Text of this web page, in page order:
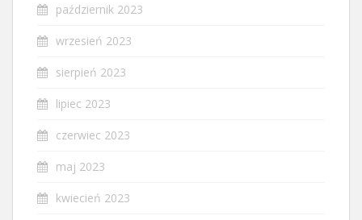
październik 2023
wrzesień 2023
sierpień 2023
lipiec 2023
czerwiec 2023
maj 2023
kwiecień 2023